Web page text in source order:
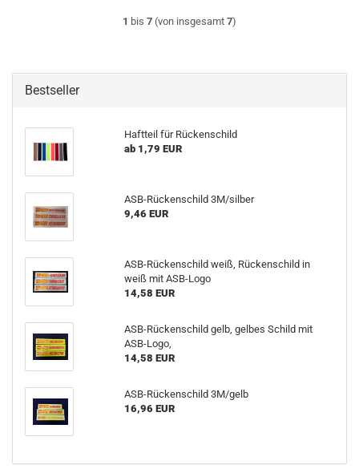
1 bis 7 (von insgesamt 7)
Bestseller
Haftteil für Rückenschild
ab 1,79 EUR
ASB-Rückenschild 3M/silber
9,46 EUR
ASB-Rückenschild weiß, Rückenschild in
weiß mit ASB-Logo
14,58 EUR
ASB-Rückenschild gelb, gelbes Schild mit
ASB-Logo,
14,58 EUR
ASB-Rückenschild 3M/gelb
16,96 EUR